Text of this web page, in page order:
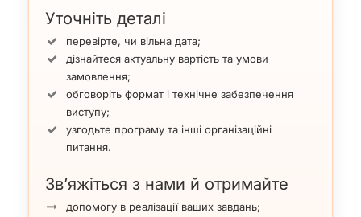
Уточніть деталі
перевірте, чи вільна дата;
дізнайтеся актуальну вартість та умови
замовлення;
обговоріть формат і технічне забезпечення
виступу;
узгодьте програму та інші організаційні
питання.
Зв’яжіться з нами й отримайте
допомогу в реалізації ваших завдань;